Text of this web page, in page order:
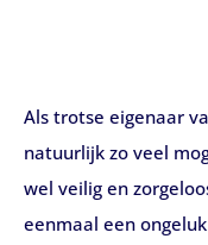
Als trotse eigenaar
natuurlijk zo veel
wel veilig en
eenmaal een